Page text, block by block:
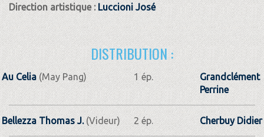
Direction artistique : Luccioni José
DISTRIBUTION :
Au Celia (May Pang) 1 ép.
Grandclément
Perrine
Bellezza Thomas J. (Videur) 2 ép. Cherbuy Didier